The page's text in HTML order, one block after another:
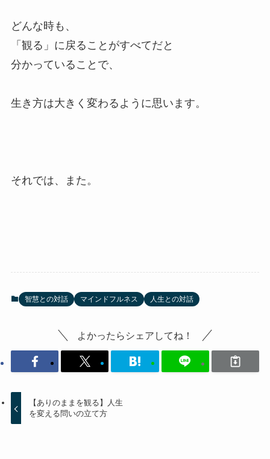
どんな時も、
「観る」に戻ることがすべてだと
分かっていることで、
生き方は大きく変わるように思います。
それでは、また。
智慧との対話 マインドフルネス 人生との対話
よかったらシェアしてね！
【ありのままを観る】人生
を変える問いの立て方